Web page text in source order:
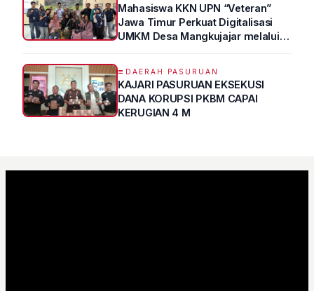
Mahasiswa KKN UPN “Veteran”
Jawa Timur Perkuat Digitalisasi
UMKM Desa Mangkujajar melalui
DAERAH PASURUAN
KAJARI PASURUAN EKSEKUSI
DANA KORUPSI PKBM CAPAI
KERUGIAN 4 M